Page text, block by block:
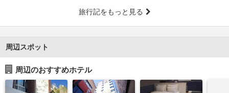
旅行記をもっと見る
周辺スポット
周辺のおすすめホテル